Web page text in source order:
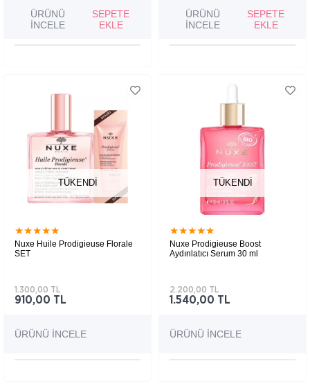
ÜRÜNÜ
İNCELE
SEPETE
EKLE
ÜRÜNÜ
İNCELE
SEPETE
EKLE
TÜKENDI
★★★★★
Nuxe Huile Prodigieuse Florale
SET
910,00 TL
1.300,00 TL
ÜRÜNÜ İNCELE
TÜKENDI
★★★★★
Nuxe Prodigieuse Boost
Aydınlatıcı Serum 30 ml
1.540,00 TL
2.200,00 TL
ÜRÜNÜ İNCELE